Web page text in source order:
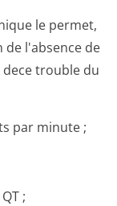
le permet,
l'absence de
trouble du
par minute ;
;